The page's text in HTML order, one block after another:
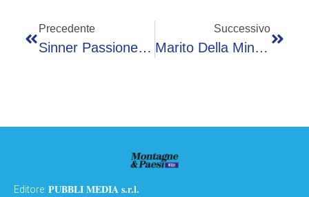
Precedente
Sinner Passione F1, Leclerc ‘sorpassa’ E Jannik… Esulta – Il Video
Successivo
Marito Della Ministra Roccella Disperso Nel Lago Di Vico, In Corso Le Ricerche
Editore: PUBBLI MEDIA s.r.l.